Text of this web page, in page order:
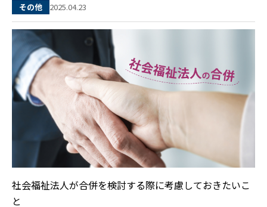
その他 2025.04.23
社会福祉法人が合併を検討する際に考慮しておきたいこ
と